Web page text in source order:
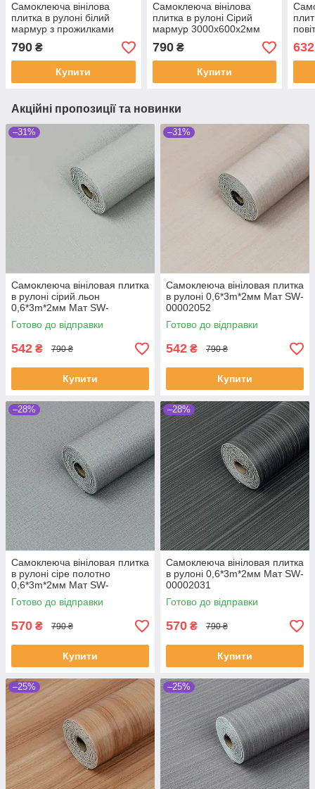
Самоклеюча вінілова
плитка в рулоні білий
мармур з прожилками
3000х600х2мм
790 ₴
Купити
Самоклеюча вінілова
плитка в рулоні Сірий
мармур 3000х600х2мм
790₴
Купити
632
Акційні пропозиції та новинки
–31%
Самоклеюча вініловая плитка
в рулоні сірий льон
0,6*3m*2мм Мат SW-
00002043
Готово до відправки
542 ₴ 790 ₴
Купити
–31%
Самоклеюча вініловая плитка
в рулоні 0,6*3m*2мм Мат SW-
00002052
Готово до відправки
542 ₴ 790 ₴
Купити
–28%
Самоклеюча вініловая плитка
в рулоні сіре полотно
0,6*3m*2мм Мат SW-
00002034
Готово до відправки
570 ₴ 790 ₴
Купити
–28%
Самоклеюча вініловая плитка
в рулоні 0,6*3m*2мм Мат SW-
00002031
Готово до відправки
570 ₴ 790 ₴
Купити
–25% –25%